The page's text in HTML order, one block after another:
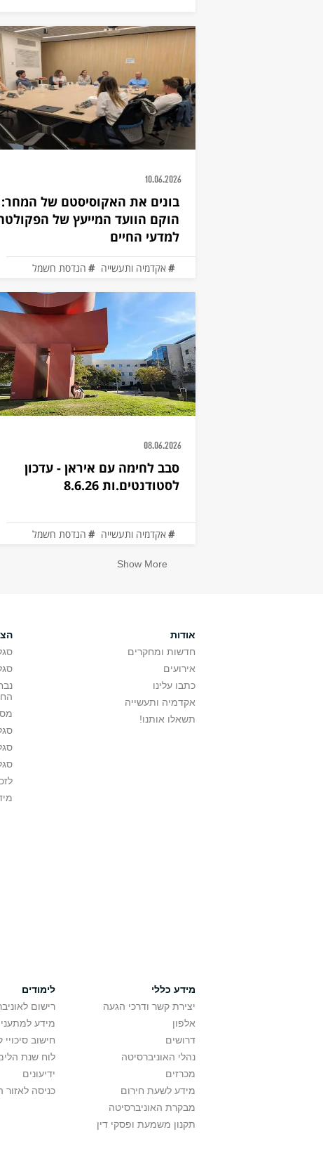
10.06.2026
בונים את האקוסיסטם של המחר:
הוקם הוועד המייעץ של
למדעי החיים
אקדמיה ותעשייה הנדסת חשמל
08.06.2026
סבב לחימה עם איראן - עדכון
לסטודנטים.ות 8.6.26
אקדמיה ותעשייה הנדסת חשמל
Show More
אודות
חדשות ומחקרים
אירועים
כתבו עלינו
אקדמיה ותעשייה
תשאלו אותנו!
מידע כללי
יצירת קשר ודרכי הגעה
אלפון
דרושים
נהלי האוניברסיטה
מכרזים
מידע לשעת חירום
מבקרת האוניברסיטה
תקנון משמעת ופסקי דין
לימודים
רישום
מידע
חישוב
לוח שנת
ידיעונים
כניסה לאזור